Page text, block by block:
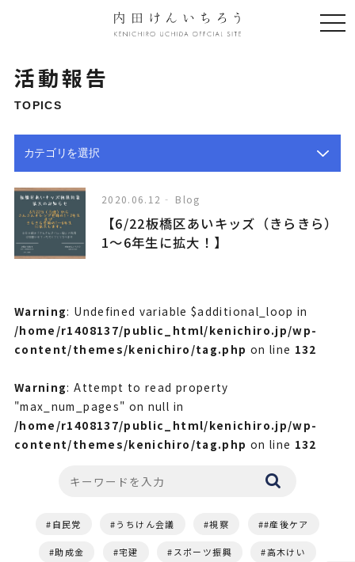
活動報告
TOPICS
2020.06.12 Blog
【6/22板橋区あいキッズ（きらきら）
1～6年生に拡大！】
Warning: Undefined variable $additional_loop in
/home/r1408137/public_html/kenichiro.jp/wp-
content/themes/kenichiro/tag.php on line 132
Warning: Attempt to read property
"max_num_pages" on null in
/home/r1408137/public_html/kenichiro.jp/wp-
content/themes/kenichiro/tag.php on line 132
自民党 うちけん会議 視察 #産後ケア
助成金 宅建 スポーツ振興 高木けい